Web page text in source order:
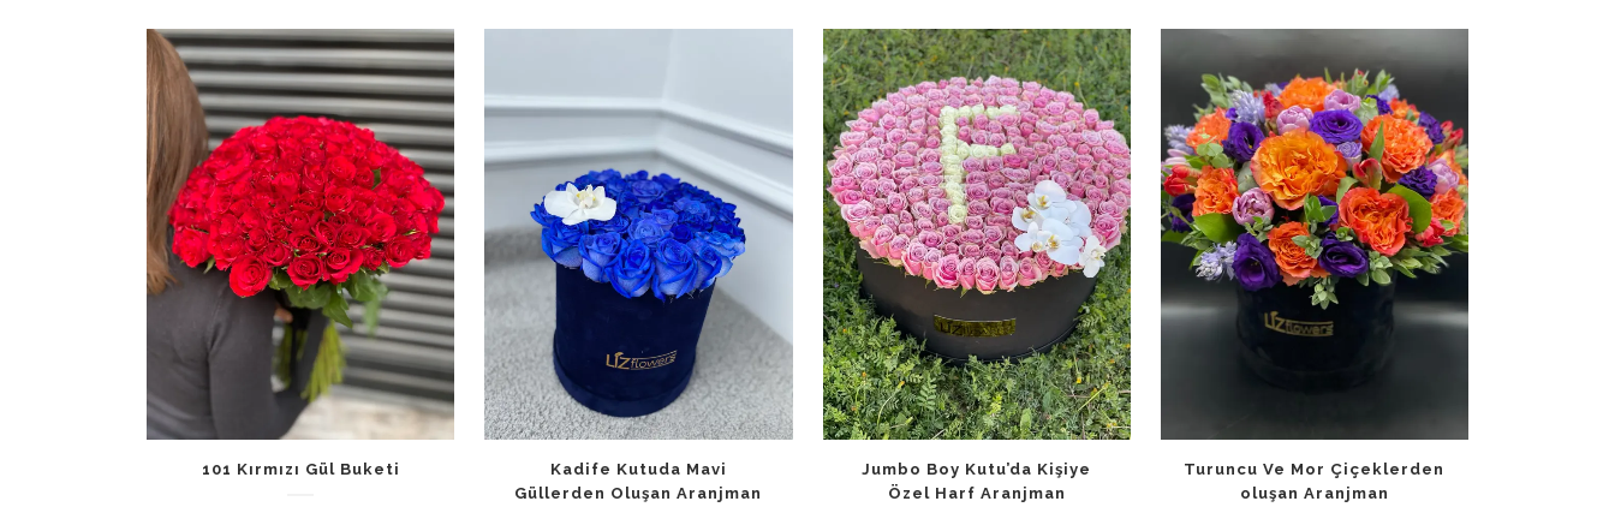
101 Kırmızı Gül Buketi
Kadife Kutuda Mavi
Güllerden Oluşan Aranjman
Jumbo Boy Kutu’da Kişiye
Özel Harf Aranjman
Turuncu Ve Mor Çiçeklerden
oluşan Aranjman